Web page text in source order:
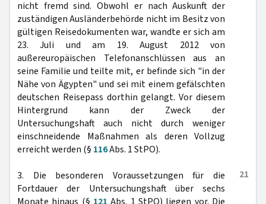
nicht fremd sind. Obwohl er nach Auskunft der
zuständigen Ausländerbehörde nicht im Besitz von
gültigen Reisedokumenten war, wandte er sich am
23. Juli und am 19. August 2012 von
außereuropäischen Telefonanschlüssen aus an
seine Familie und teilte mit, er befinde sich "in der
Nähe von Ägypten" und sei mit einem gefälschten
deutschen Reisepass dorthin gelangt. Vor diesem
Hintergrund kann der Zweck der
Untersuchungshaft auch nicht durch weniger
einschneidende Maßnahmen als deren Vollzug
erreicht werden (§ 116Abs. 1 StPO).
21
3. Die besonderen Voraussetzungen für die
Fortdauer der Untersuchungshaft über sechs